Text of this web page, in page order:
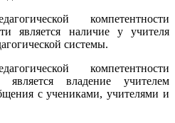
компетентности
является наличие у учителя
системы.
компетентности
является владение учителем
с учениками, учителями и